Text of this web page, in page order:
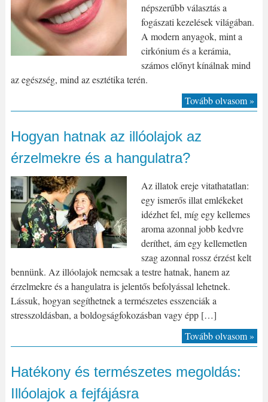
népszerűbb választás a
fogászati kezelések világában.
A modern anyagok, mint a
cirkónium és a kerámia,
számos előnyt kínálnak mind
az egészség, mind az esztétika terén.
Tovább olvasom »
Hogyan hatnak az illóolajok az
érzelmekre és a hangulatra?
Az illatok ereje vitathatatlan:
egy ismerős illat emlékeket
idézhet fel, míg egy kellemes
aroma azonnal jobb kedvre
deríthet, ám egy kellemetlen
szag azonnal rossz érzést kelt
bennünk. Az illóolajok nemcsak a testre hatnak, hanem az
érzelmekre és a hangulatra is jelentős befolyással lehetnek.
Lássuk, hogyan segíthetnek a természetes esszenciák a
stresszoldásban, a boldogságfokozásban vagy épp […]
Tovább olvasom »
Hatékony és természetes megoldás:
Illóolajok a fejfájásra